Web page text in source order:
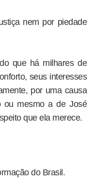
nem por piedade
que há milhares de
seus interesses
por uma causa
ou mesmo a de José
que ela merece.
do Brasil.